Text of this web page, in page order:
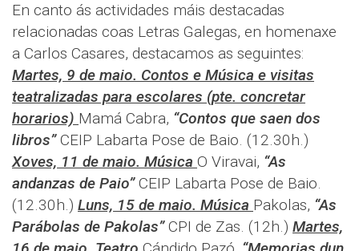
En canto ás actividades máis destacadas
relacionadas coas Letras Galegas, en homenaxe
a Carlos Casares, destacamos as seguintes:
Martes, 9 de maio. Contos e Música e visitas
teatralizadas para escolares (pte. concretar
horarios) Mamá Cabra, “Contos que saen dos
libros”CEIP Labarta Pose de Baio. (12.30h.)
Xoves, 11 de maio. Música O Viravai, “As
andanzas de Paio”CEIP Labarta Pose de Baio.
(12.30h.) Luns, 15 de maio. Música Pakolas, “As
Parábolas de Pakolas”CPI de Zas. (12h.) Martes,